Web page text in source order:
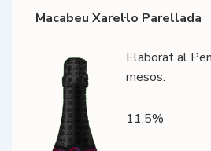
Macabeu Xarel·lo Parellada
Elaborat al
mesos.
11,5%